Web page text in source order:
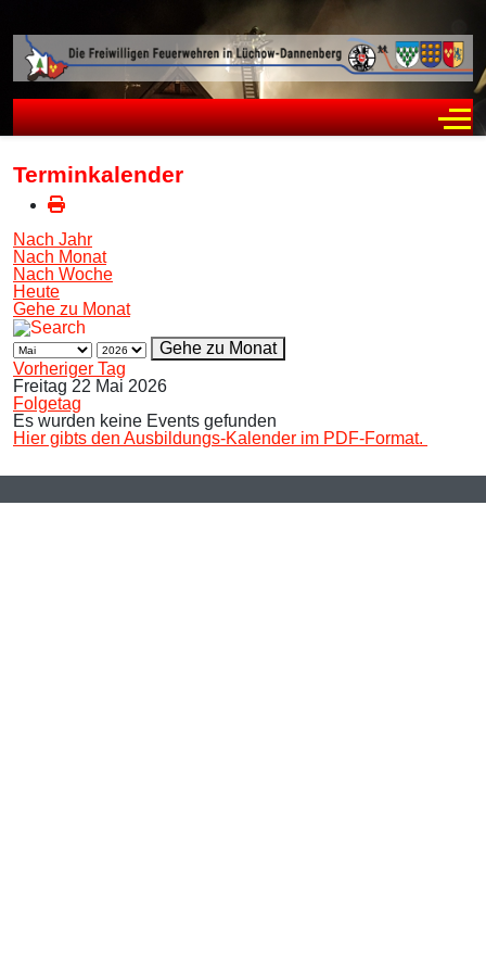
Terminkalender
Nach Jahr
Nach Monat
Nach Woche
Heute
Gehe zu Monat
Gehe zu Monat
Vorheriger Tag
Freitag 22 Mai 2026
Folgetag
Es wurden keine Events gefunden
Hier gibts den Ausbildungs-Kalender im PDF-Format.